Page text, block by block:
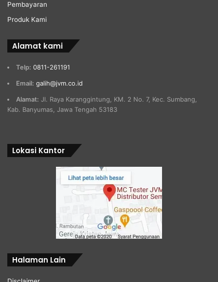
Pembayaran
Produk Kami
Alamat kami
Telp: 0811-261191
Email: galih@jvm.co.id
Alamat: Jl. Raya Karanggintung, KM. 2 No. 7, Kec. Sumbang,
Kab. Banyumas, Jawa Tengah 53183
Lokasi Kantor
Halaman Lain